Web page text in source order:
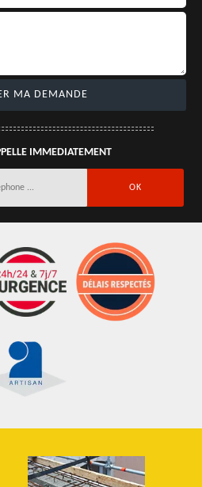
IMMEDIATEMENT